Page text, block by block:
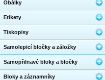
Obálky
Etikety
Tiskopisy
Samolepicí bločky a záložky
Samopřilnavé bloky a bločky
Bloky a záznamníky